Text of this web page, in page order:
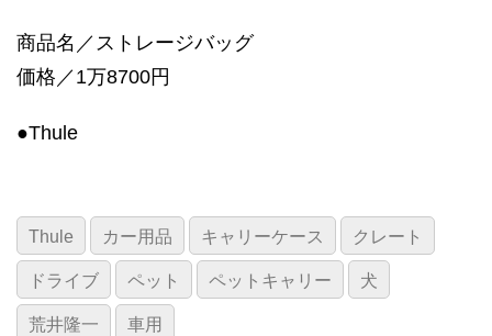
商品名／ストレージバッグ
価格／1万8700円
●Thule
Thule カー用品 キャリーケース クレート
ドライブ ペット ペットキャリー 犬
荒井隆一 車用